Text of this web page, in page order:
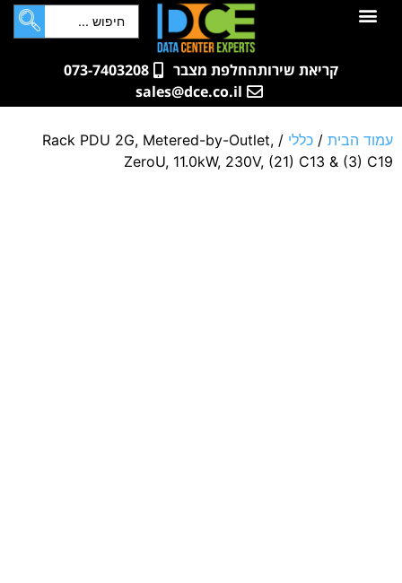
לתוכן
קריאת שירותהחלפת מצבר
073-7403208
sales@dce.co.il
עמוד הבית / כללי
/ Rack PDU 2G, Metered-by-Outlet,
ZeroU, 11.0kW, 230V, (21) C13 & (3) C19